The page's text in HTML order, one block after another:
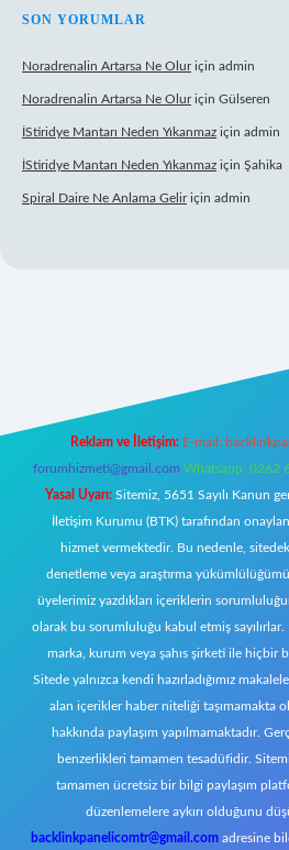
SON YORUMLAR
Noradrenalin Artarsa Ne Oluriçin admin
Noradrenalin Artarsa Ne Oluriçin Gülseren
İStiridye Mantarı Neden Yıkanmaz için admin
İStiridye Mantarı Neden Yıkanmaz için Şahika
Spiral Daire Ne Anlama Geliriçin admin
Reklam ve İletişim: E-mail:
forumhizmeti@gmail.com Whatsapp: 0262
Yasal Uyarı: Sitemiz, 5651 Sayılı Kanun
İletişim Kurumu (BTK) tarafından
hizmet vermektedir. Bu nedenle,
denetleme veya araştırma
üyelerimiz yazdıkları içeriklerin
olarak bu sorumluluğu kabul etmiş
marka, kurum veya şahıs şirketi ile hiçbir
Sitede yalnızca kendi hazırladığımız
alan içerikler haber niteliği taşımamakta
hakkında paylaşım yapılmamaktadır.
benzerlikleri tamamen tesadüfidir.
tamamen ücretsiz bir bilgi paylaşım
düzenlemelere aykırı olduğunu
backlinkpanelicomtr@gmail.com adresine